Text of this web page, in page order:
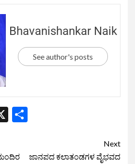
Bhavanishankar Naik
See author's posts
X
Next
ಜಾನಪದ ಕಲಾತಂಡಗಳ ವೈಭವದ